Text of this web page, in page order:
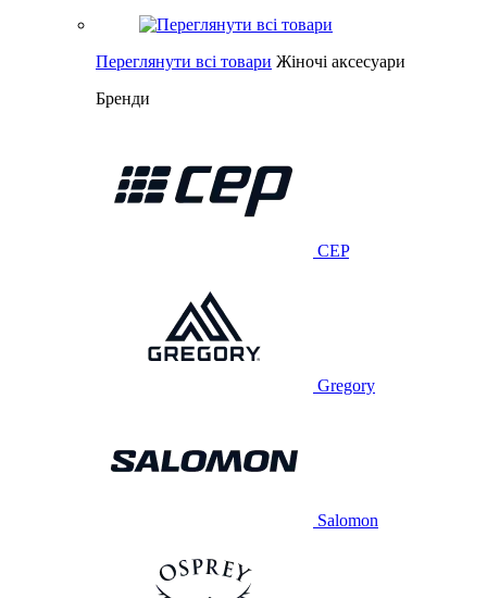
Переглянути всі товари Жіночі аксесуари
Бренди
CEP
Gregory
Salomon